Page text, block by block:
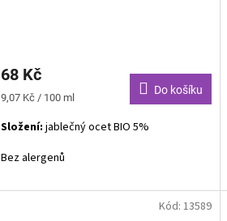
68 Kč
Měrná
9,07 Kč / 100 ml
Do košíku
Složení: jablečný ocet BIO 5%
Bez alergenů
Kód: 13589